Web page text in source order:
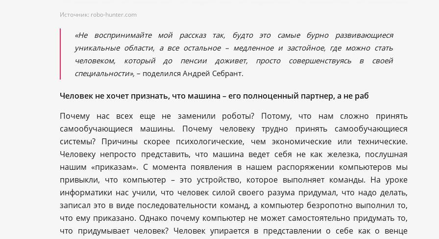
Источник: robo-hunter.com
«Не воспринимайте мой рассказ так, будто это самые бурно развивающиеся
уникальные области, а все остальное – медленное и застойное, где можно стать
человеком, который до пенсии доживет, просто совершенствуясь в своей
специальности», – поделился Андрей Себрант.
Человек не хочет признать, что машина – его полноценный партнер, а не раб
Почему нас всех еще не заменили роботы? Потому, что нам сложно принять
самообучающиеся машины. Почему человеку трудно принять самообучающиеся
системы? Причины скорее психологические, чем экономические или технические.
Человеку непросто представить, что машина ведет себя не как железка, послушная
нашим «приказам». С момента появления в нашем распоряжении компьютеров мы
привыкли, что компьютер – это устройство, которое выполняет команды. На уроке
информатики нас учили, что человек силой своего разума придумал, что надо делать,
записал это в виде последовательности команд, а компьютер безропотно выполнил то,
что ему приказано. Однако почему компьютер не может самостоятельно придумать то,
что придумывает человек? Человек упирается в представлении о себе как о венце